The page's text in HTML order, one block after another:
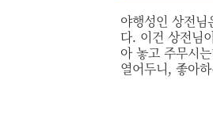
야행성인 상전
다. 이건 상전님
아 놓고 주무시
열어두니, 좋아